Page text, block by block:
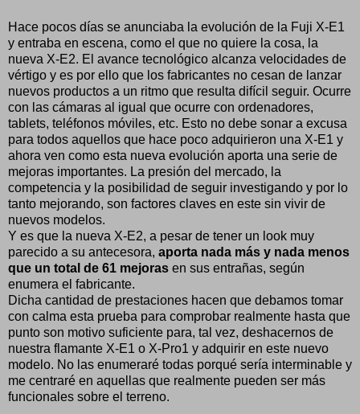
Hace pocos días se anunciaba la evolución de la Fuji X-E1
y entraba en escena, como el que no quiere la cosa, la
nueva X-E2. El avance tecnológico alcanza velocidades de
vértigo y es por ello que los fabricantes no cesan de lanzar
nuevos productos a un ritmo que resulta difícil seguir. Ocurre
con las cámaras al igual que ocurre con ordenadores,
tablets, teléfonos móviles, etc. Esto no debe sonar a excusa
para todos aquellos que hace poco adquirieron una X-E1 y
ahora ven como esta nueva evolución aporta una serie de
mejoras importantes. La presión del mercado, la
competencia y la posibilidad de seguir investigando y por lo
tanto mejorando, son factores claves en este sin vivir de
nuevos modelos.
Y es que la nueva X-E2, a pesar de tener un look muy
parecido a su antecesora, aporta nada más y nada menos
que un total de 61 mejoras en sus entrañas, según
enumera el fabricante.
Dicha cantidad de prestaciones hacen que debamos tomar
con calma esta prueba para comprobar realmente hasta que
punto son motivo suficiente para, tal vez, deshacernos de
nuestra flamante X-E1 o X-Pro1 y adquirir en este nuevo
modelo. No las enumeraré todas porqué sería interminable y
me centraré en aquellas que realmente pueden ser más
funcionales sobre el terreno.